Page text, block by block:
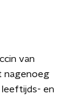
van
nagenoeg
en